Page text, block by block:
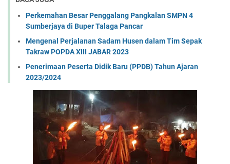
Perkemahan Besar Penggalang Pangkalan SMPN 4
Sumberjaya di Buper Talaga Pancar
Mengenal Perjalanan Sadam Husen dalam Tim Sepak
Takraw POPDA XIII JABAR 2023
Penerimaan Peserta Didik Baru (PPDB) Tahun Ajaran
2023/2024